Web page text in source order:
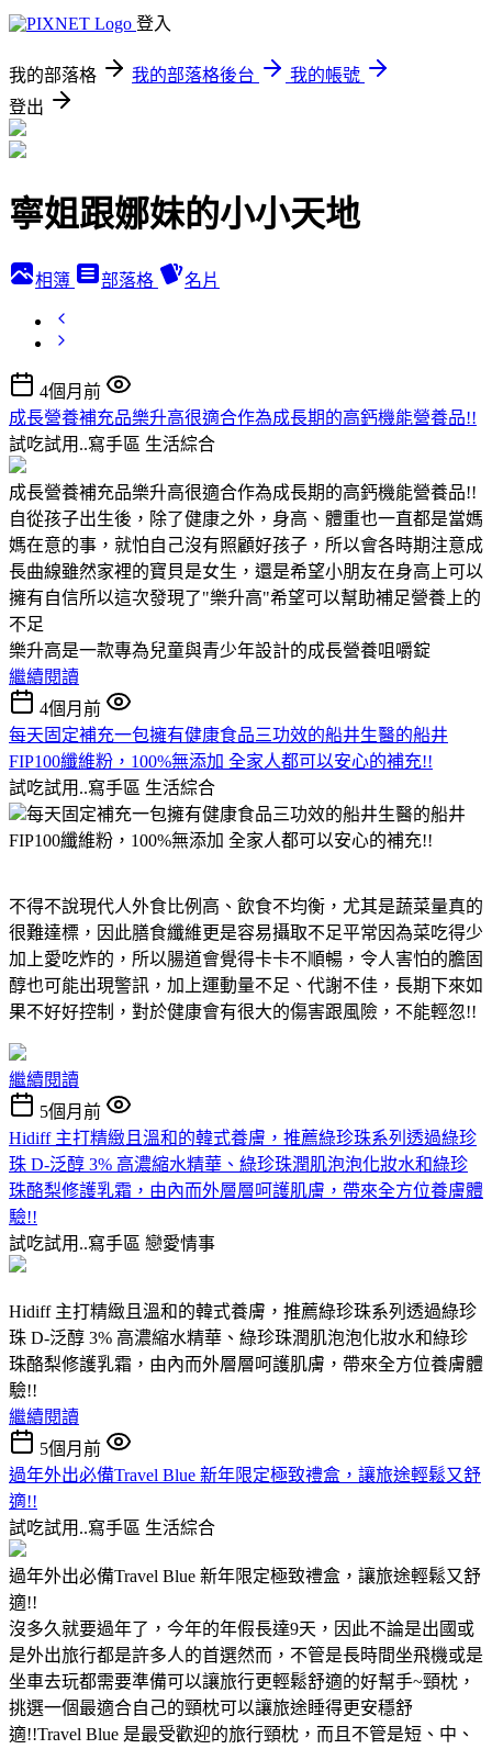
登入
我的部落格 我的部落格後台
我的帳號
登出
寧姐跟娜妹的小小天地
相簿 部落格 名片
4個月前
成長營養補充品樂升高很適合作為成長期的高鈣機能營養品!!
試吃試用..寫手區 生活綜合
成長營養補充品樂升高很適合作為成長期的高鈣機能營養品!!
自從孩子出生後，除了健康之外，身高、體重也一直都是當媽
媽在意的事，就怕自己沒有照顧好孩子，所以會各時期注意成
長曲線雖然家裡的寶貝是女生，還是希望小朋友在身高上可以
擁有自信所以這次發現了"樂升高"希望可以幫助補足營養上的
不足
樂升高是一款專為兒童與青少年設計的成長營養咀嚼錠
繼續閱讀
4個月前
每天固定補充一包擁有健康食品三功效的船井生醫的船井
FIP100纖維粉，100%無添加 全家人都可以安心的補充!!
試吃試用..寫手區 生活綜合
每天固定補充一包擁有健康食品三功效的船井生醫的船井
FIP100纖維粉，100%無添加 全家人都可以安心的補充!!
不得不說現代人外食比例高、飲食不均衡，尤其是蔬菜量真的
很難達標，因此膳食纖維更是容易攝取不足平常因為菜吃得少
加上愛吃炸的，所以腸道會覺得卡卡不順暢，令人害怕的膽固
醇也可能出現警訊，加上運動量不足、代謝不佳，長期下來如
果不好好控制，對於健康會有很大的傷害跟風險，不能輕忽!!
繼續閱讀
5個月前
Hidiff 主打精緻且溫和的韓式養膚，推薦綠珍珠系列透過綠珍
珠 D-泛醇 3% 高濃縮水精華、綠珍珠潤肌泡泡化妝水和綠珍
珠酪梨修護乳霜，由內而外層層呵護肌膚，帶來全方位養膚體
驗!!
試吃試用..寫手區 戀愛情事
Hidiff 主打精緻且溫和的韓式養膚，推薦綠珍珠系列透過綠珍
珠 D-泛醇 3% 高濃縮水精華、綠珍珠潤肌泡泡化妝水和綠珍
珠酪梨修護乳霜，由內而外層層呵護肌膚，帶來全方位養膚體
驗!!
繼續閱讀
5個月前
過年外出必備Travel Blue 新年限定極致禮盒，讓旅途輕鬆又舒
適!!
試吃試用..寫手區 生活綜合
過年外出必備Travel Blue 新年限定極致禮盒，讓旅途輕鬆又舒
適!!
沒多久就要過年了，今年的年假長達9天，因此不論是出國或
是外出旅行都是許多人的首選然而，不管是長時間坐飛機或是
坐車去玩都需要準備可以讓旅行更輕鬆舒適的好幫手~頸枕，
挑選一個最適合自己的頸枕可以讓旅途睡得更安穩舒
適!!Travel Blue 是最受歡迎的旅行頸枕，而且不管是短、中、